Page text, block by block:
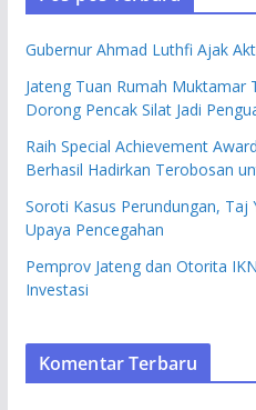
Gubernur Ahmad Luthfi Ajak
Jateng Tuan Rumah Muktamar
Dorong Pencak Silat Jadi
Raih Special Achievement
Berhasil Hadirkan Terobosan
Soroti Kasus Perundungan, Taj
Upaya Pencegahan
Pemprov Jateng dan Otorita
Investasi
Komentar Terbaru